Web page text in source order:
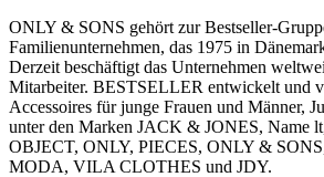
ONLY & SONS gehört zur Bestseller-
Familienunternehmen, das 1975 in
Derzeit beschäftigt das Unternehmen
Mitarbeiter. BESTSELLER entwickelt und
Accessoires für junge Frauen und Männer,
unter den Marken JACK & JONES,
OBJECT, ONLY, PIECES, ONLY &
MODA, VILA CLOTHES und JDY.